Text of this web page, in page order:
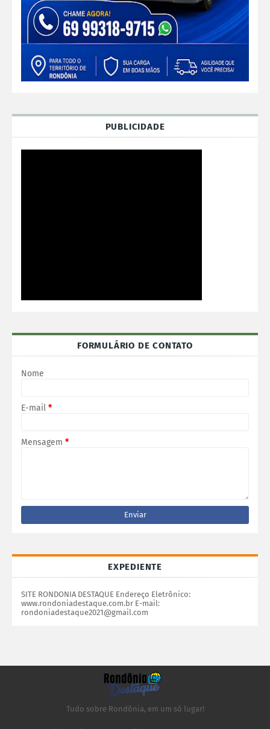
PUBLICIDADE
FORMULÁRIO DE CONTATO
Nome
E-mail *
Mensagem *
EXPEDIENTE
SITE RONDONIA DESTAQUE Endereço Eletrônico:
www.rondoniadestaque.com.br E-mail:
rondoniadestaque2021@gmail.com
Tudo sobre Rondônia, em um só lugar!